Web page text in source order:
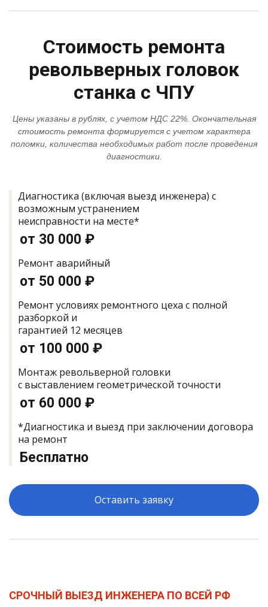
Стоимость ремонта
револьверных головок
станка с ЧПУ
Цены указаны в рублях, с учетом НДС 22%. Окончательная
стоимость ремонта формируется с учетом характера
поломки, количества необходимых работ после проведения
диагностики.
Диагностика (включая выезд инженера) с
возможным устранением
неисправности на месте*
от 30 000 ₽
Ремонт аварийный
от 50 000 ₽
Ремонт условиях ремонтного цеха с полной
разборкой и
гарантией 12 месяцев
от 100 000 ₽
Монтаж револьверной головки
с выставлением геометрической точности
от 60 000 ₽
*Диагностика и выезд при заключении договора
на ремонт
Бесплатно
Оставить заявку
СРОЧНЫЙ ВЫЕЗД ИНЖЕНЕРА ПО ВСЕЙ РФ